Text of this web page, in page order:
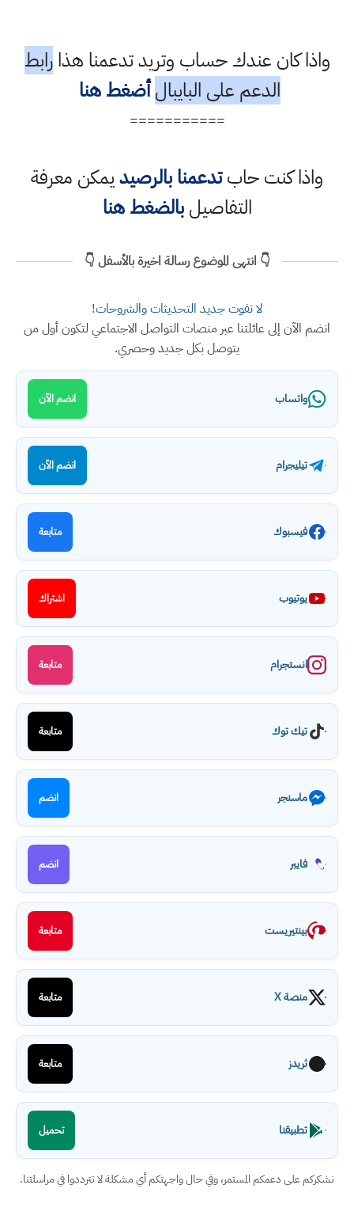
واذا كان عندك حساب وتريد تدعمنا هذارابط
الدعم على البايبال أضغط هنا
===========
واذا كنت حابتدعمنا بالرصيديمكن معرفة
التفاصيلبالضغط هنا
👇 انتهى الموضوع رسالة اخيرة بالأسفل 👇
لا تفوت جديد التحديثات والشروحات!
انضم الآن إلى عائلتنا عبر منصات التواصل الاجتماعي لتكون أول من
يتوصل بكل جديد وحصري.
واتساب انضم الآن
تيليجرام انضم الآن
فيسبوك متابعة
يوتيوب اشتراك
انستجرام متابعة
تيك توك متابعة
ماسنجر انضم
فايبر انضم
بينتيريست متابعة
منصة X متابعة
ثريدز متابعة
تطبيقنا تحميل
نشكركم على دعمكم المستمر، وفي حال واجهتكم أي مشكلة لا تترددوا في مراسلتنا.